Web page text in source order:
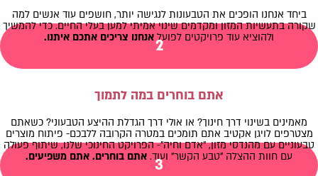
ביחד אנחנו הופכים את הטבעונות לנגישה יותר, חושפים עוד אנשים למה
שקורה בתעשיות המזון ומקדמים שינוי אמיתי למען בעלי החיים. כדי להמשיך
ולהוציא עוד פרויקטים לפועלאנחנו צריכים אתכם איתנו.2
אתם בוחרים במה לתמוך
מאמינים בשינוי דרך חינוך? או אולי דרך הגדלת ההיצע הטבעוני? כשאתם
מצטרפים לויגן אקטיב אתם תומכים במטרה הקרובה ללבכם- פיתוח מוצרים
טבעוניים עם מהנדסי מזון, "אדם וחיה"- הפרויקט החינוכי שלנו, שיתוף פעולה
עם חוות ההצלה "טבע הקשר" ועוד. אתם בוחרים. אתם משפיעים. 3